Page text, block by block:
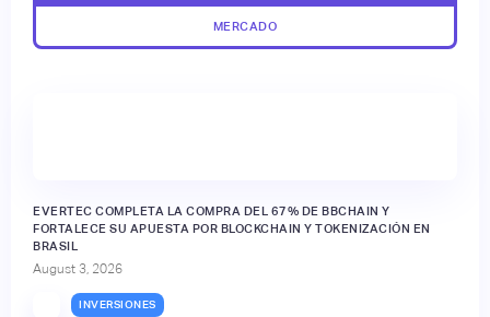
MERCADO
EVERTEC COMPLETA LA COMPRA DEL 67% DE BBCHAIN Y
FORTALECE SU APUESTA POR BLOCKCHAIN Y TOKENIZACIÓN EN
BRASIL
August 3, 2026
INVERSIONES